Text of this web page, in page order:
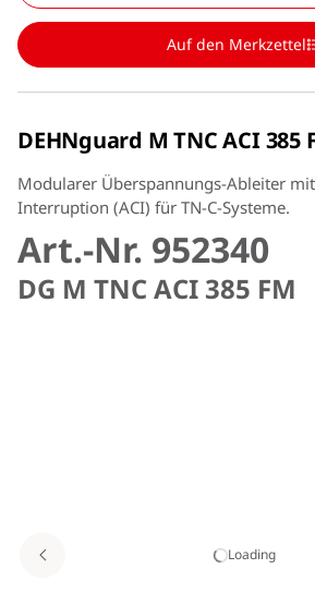
Auf den Merkzettel
DEHNguard M TNC ACI 385
Modularer Überspannungs-Ableiter
Interruption (ACI) für TN-C-Systeme.
Art.-Nr. 952340
DG M TNC ACI 385 FM
Loading